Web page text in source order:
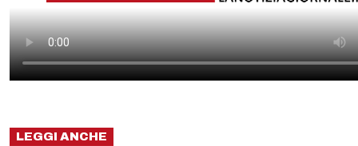
LEGGI ANCHE